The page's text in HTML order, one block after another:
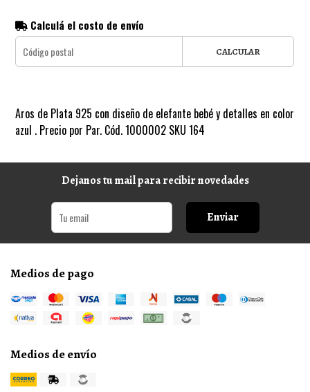
Calculá el costo de envío
CALCULAR
Aros de Plata 925 con diseño de elefante bebé y detalles en color
azul . Precio por Par. Cód. 1000002 SKU 164
Dejanos tu mail para recibir novedades
Enviar
Medios de pago
Medios de envío